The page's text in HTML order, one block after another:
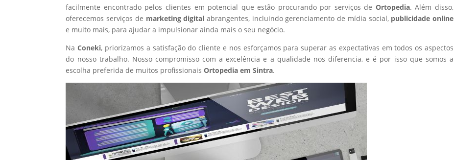
facilmente encontrado pelos clientes em potencial que estão procurando por serviços de Ortopedia. Além disso,
oferecemos serviços de marketing digital abrangentes, incluindo gerenciamento de mídia social, publicidade online
e muito mais, para ajudar a impulsionar ainda mais o seu negócio.
NaConeki, priorizamos a satisfação do cliente e nos esforçamos para superar as expectativas em todos os aspectos
do nosso trabalho. Nosso compromisso com a excelência e a qualidade nos diferencia, e é por isso que somos a
escolha preferida de muitos profissionaisOrtopedia em Sintra.